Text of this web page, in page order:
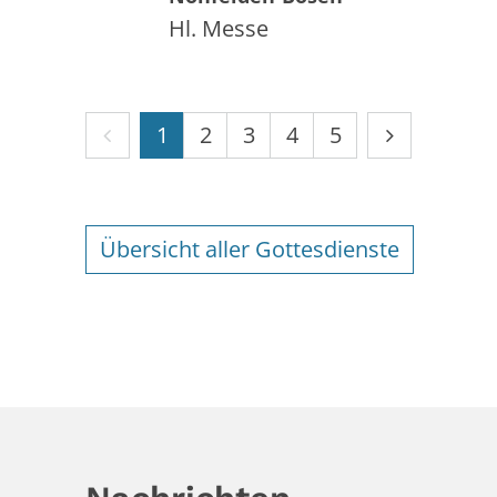
Hl. Messe
Vorherige Seite
1 2 3 4 5 Nächste
Übersicht aller Gottesdienste